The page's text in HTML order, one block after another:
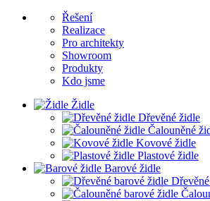
Řešení
Realizace
Pro architekty
Showroom
Produkty
Kdo jsme
Židle
Dřevěné židle
Čalouněné
Kovové židle
Plastové židle
Barové židle